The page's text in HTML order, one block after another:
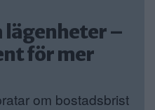
lägenheter –
för mer
om bostadsbrist